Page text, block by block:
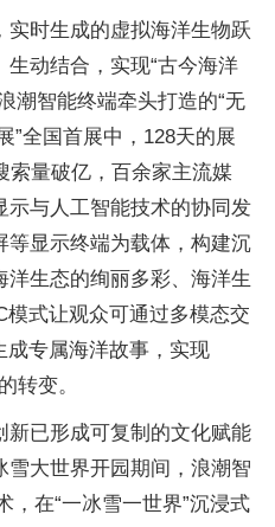
实时生成的虚拟海洋生物跃
动结合，实现“古今海洋
潮智能终端牵头打造的“无
”全国首展中，128天的展
索量破亿，百余家主流媒
示与人工智能技术的协同发
等显示终端为载体，构建沉
生态的绚丽多彩、海洋生
式让观众可通过多模态交
专属海洋故事，实现
转变。
新已形成可复制的文化赋能
大世界开园期间，浪潮智
，在“一冰雪一世界”沉浸式